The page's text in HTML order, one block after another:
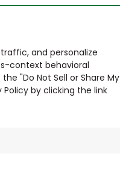
and personalize
context behavioral
"Do Not Sell or Share My
by clicking the link